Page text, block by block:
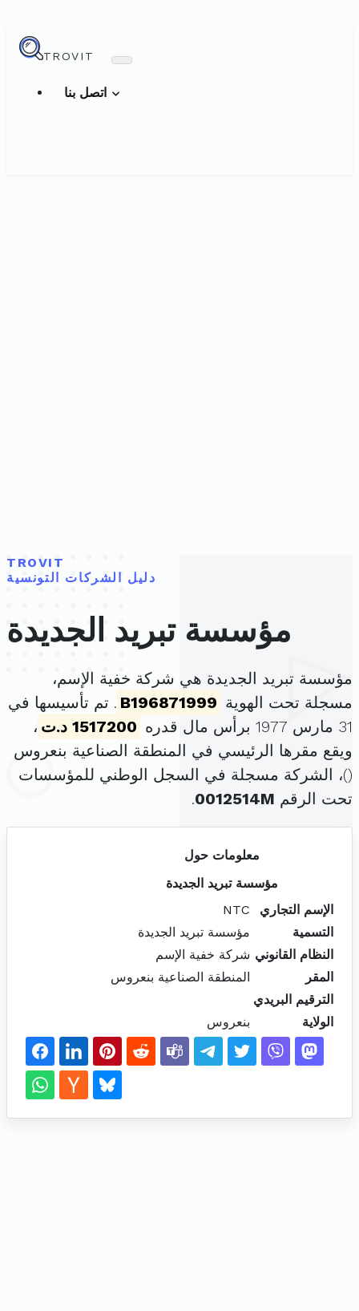
TROVIT
TROVIT
دليل الشركات التونسية
مؤسسة تبريد الجديدة
مؤسسة تبريد الجديدة هي شركة خفية الإسم،
مسجلة تحت الهوية B196871999 . تم تأسيسها في
31 مارس 1977 برأس مال قدره
1517200 د.ت
،
ويقع مقرها الرئيسي في المنطقة الصناعية بنعروس
()، الشركة مسجلة في السجل الوطني للمؤسسات
تحت الرقم 0012514M
.
معلومات حول
مؤسسة تبريد الجديدة
الإسم التجاري
NTC
التسمية
مؤسسة تبريد الجديدة
النظام القانوني شركة خفية الإسم
المقر
المنطقة الصناعية بنعروس
الترقيم البريدي
الولاية
بنعروس